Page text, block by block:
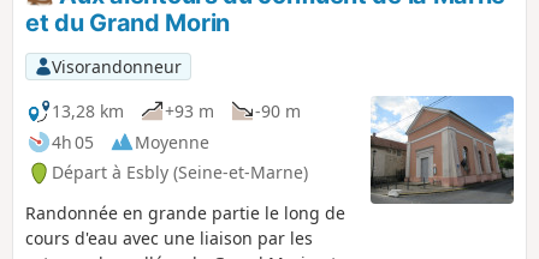
et du Grand Morin
Visorandonneur
13,28 km
+93 m
-90 m
4h 05
Moyenne
Départ à Esbly (Seine-et-Marne)
Randonnée en grande partie le long de
cours d'eau avec une liaison par les